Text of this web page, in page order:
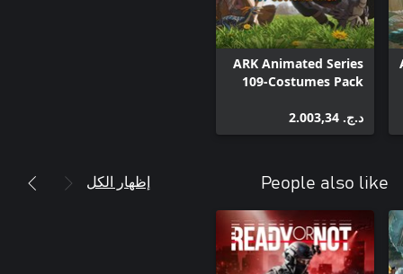
ARK Animated Series
109-Costumes Pack
د.ج.‏ 2.003,34
People also like إظهار الكل